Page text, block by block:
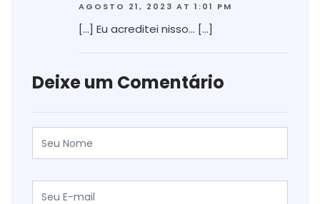
AGOSTO 21, 2023 AT 1:01 PM
[…] Eu acreditei nisso… […]
Deixe um Comentário